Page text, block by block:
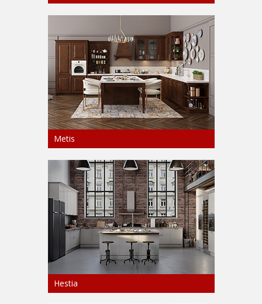
Metis
Hestia